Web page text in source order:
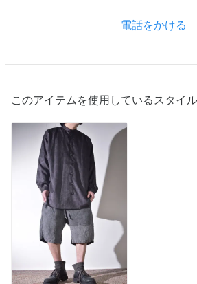
電話をかける
このアイテムを使用しているスタイル